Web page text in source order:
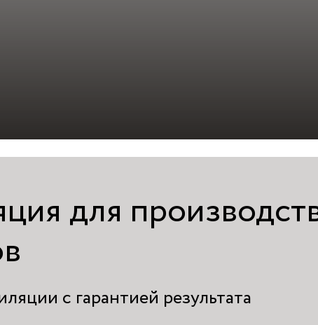
для
с гарантией результата